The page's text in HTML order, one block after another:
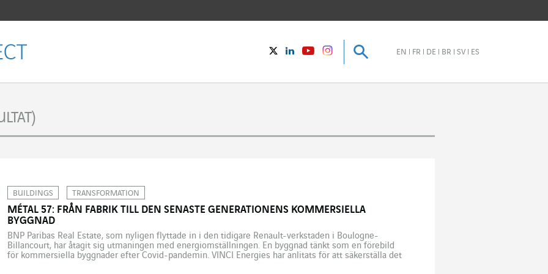
TwitterLinkedInYoutubeinstagram EN FR DE BR SV ES
Sök
BUILDINGS TRANSFORMATION
MÉTAL 57: FRÅN FABRIK TILL DEN SENASTE GENERATIONENS KOMMERSIELLA
BYGGNAD
BNP Paribas Real Estate, som nyligen flyttade in i den tidigare Renault-verkstaden i Boulogne-
Billancourt, har åtagit sig utmaningen med energiomställningen. En byggnad tänkt som en förebild
för kommersiella byggnader efter Covid-pandemin. VINCI Energies har anlitats för att säkerställa det